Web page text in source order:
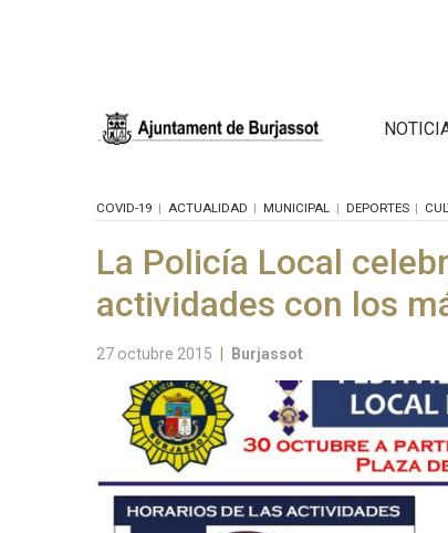
COVID-19 ACTUALIDAD MUNICIPAL DEPORTES
La Policía Local
actividades con los
27 octubre 2015 Burjassot